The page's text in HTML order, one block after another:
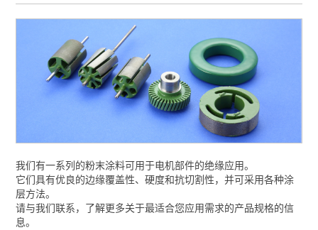
我们有一系列的粉末涂料可用于电机部件的绝缘应用。
它们具有优良的边缘覆盖性、硬度和抗切割性，并可采用各种涂
层方法。
请与我们联系，了解更多关于最适合您应用需求的产品规格的信
息。